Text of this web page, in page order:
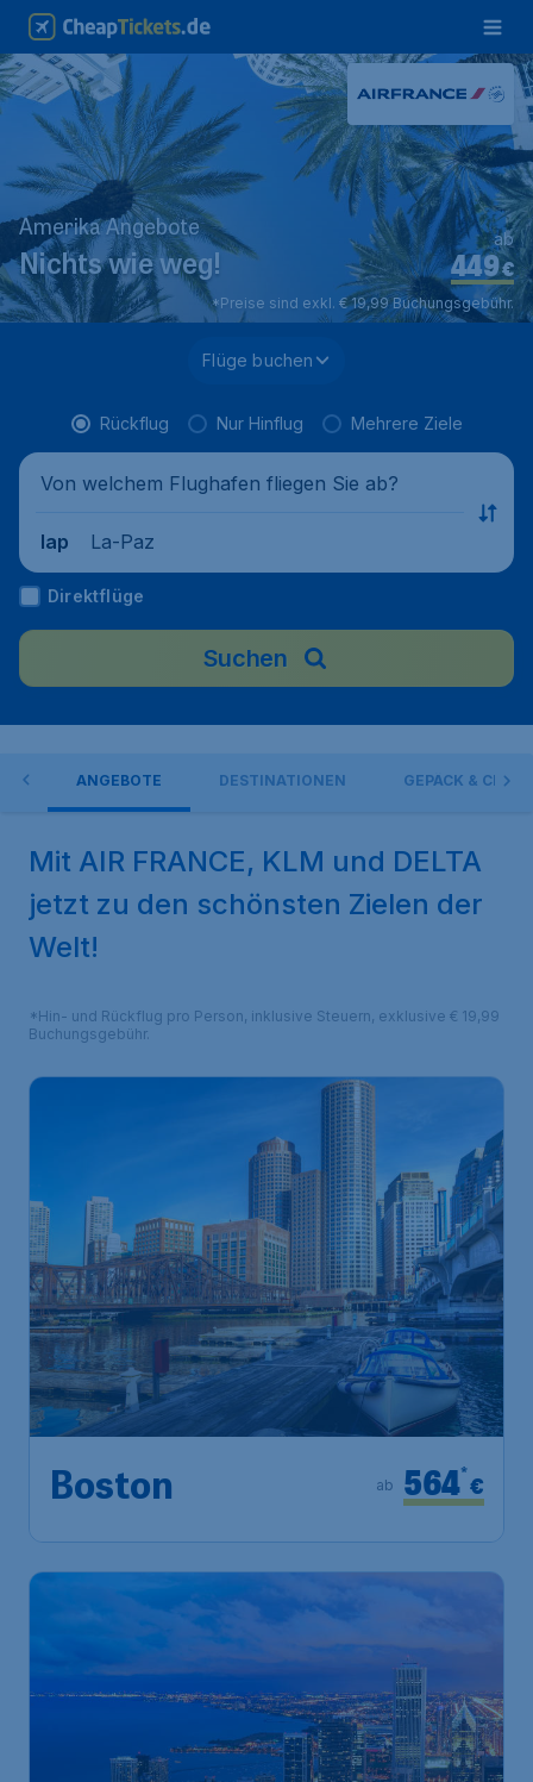
Amerika Angebote
Nichts wie weg! €
449
ab
*Preise sind exkl. € 19,99 Buchungsgebühr.
Flüge buchen
Rückflug Nur Hinflug Mehrere Ziele
Von welchem Flughafen fliegen Sie ab?
lap La-Paz
Direktflüge
Suchen
ANGEBOTE DESTINATIONEN GEPÄCK &
Mit AIR FRANCE, KLM und DELTA
jetzt zu den schönsten Zielen der
Welt!
*Hin- und Rückflug pro Person, inklusive Steuern, exklusive € 19,99
Buchungsgebühr.
Boston €
564*
ab